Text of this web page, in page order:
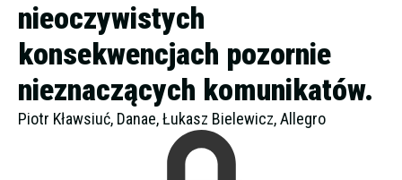
nieoczywistych
konsekwencjach pozornie
nieznaczących komunikatów.
Piotr Kławsiuć, Danae, Łukasz Bielewicz, Allegro